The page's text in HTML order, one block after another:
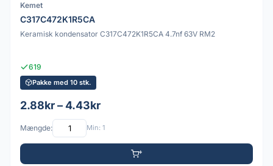
Kemet
C317C472K1R5CA
Keramisk kondensator C317C472K1R5CA 4.7nf 63V RM2
619
Pakke med 10 stk.
2.88kr – 4.43kr
Mængde: Min: 1